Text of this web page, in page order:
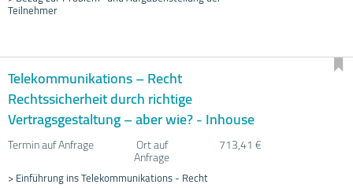
Teilnehmer
Telekommunikations – Recht
Rechtssicherheit durch richtige
Vertragsgestaltung – aber wie? - Inhouse
Termin auf Anfrage Ort auf
Anfrage
713,41 €
> Einführung ins Telekommunikations - Recht